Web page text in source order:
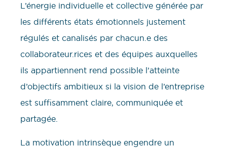
L’énergie individuelle et collective générée par
les différents états émotionnels justement
régulés et canalisés par chacun.e des
collaborateur.rices et des équipes auxquelles
ils appartiennent rend possible l’atteinte
d’objectifs ambitieux si la vision de l’entreprise
est suffisamment claire, communiquée et
partagée.
La motivation intrinsèque engendre un